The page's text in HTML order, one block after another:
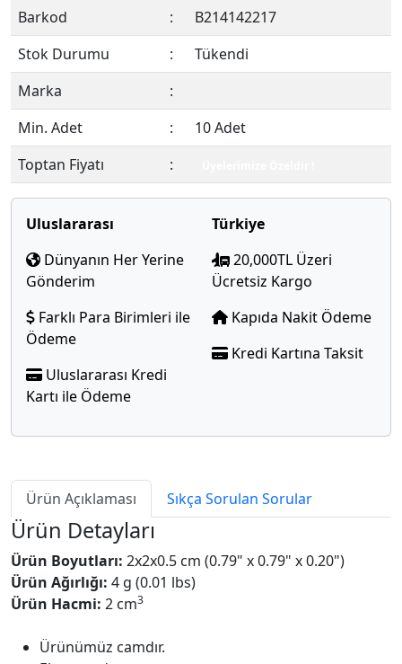
Barkod
:
B214142217
Stok Durumu
:
Tükendi
Marka
:
Min. Adet
:
10 Adet
Toptan Fiyatı
:
Uluslararası
Dünyanın Her Yerine
Gönderim
Farklı Para Birimleri ile
Ödeme
Uluslararası Kredi
Kartı ile Ödeme
Türkiye
20,000TL Üzeri
Ücretsiz Kargo
Kapıda Nakit Ödeme
Kredi Kartına Taksit
Ürün Açıklaması Sıkça Sorulan Sorular
Ürün Detayları
Ürün Boyutları: 2x2x0.5 cm (0.79" x 0.79" x 0.20")
Ürün Ağırlığı: 4 g (0.01 lbs)
Ürün Hacmi: 2 cm3
Ürünümüz camdır.